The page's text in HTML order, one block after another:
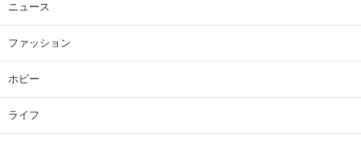
ニュース
ファッション
ホビー
ライフ